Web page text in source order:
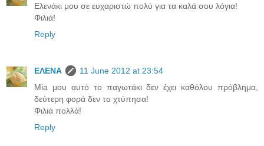
Ελενάκι μου σε ευχαριστώ πολύ για τα καλά σου λόγια!
Φιλιά!
Reply
ΕΛΕΝΑ
11 June 2012 at 23:54
Mia μου αυτό το παγωτάκι δεν έχει καθόλου πρόβλημα,
δεύτερη φορά δεν το χτύπησα!
Φιλιά πολλά!
Reply